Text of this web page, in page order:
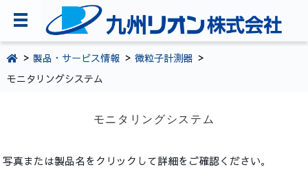
TOPページ
会社案内
採用情報
製品・サービス情報
微粒子計測器
モニタリングシステム
モニタリングシステム
写真または製品名をクリックして詳細をご確認ください。